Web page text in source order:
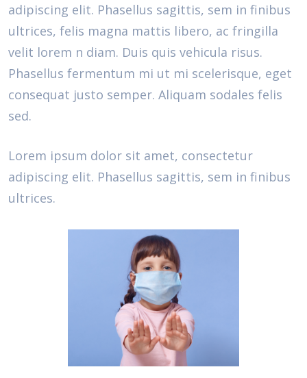
adipiscing elit. Phasellus sagittis, sem in finibus
ultrices, felis magna mattis libero, ac fringilla
velit lorem n diam. Duis quis vehicula risus.
Phasellus fermentum mi ut mi scelerisque, eget
consequat justo semper. Aliquam sodales felis
sed.
Lorem ipsum dolor sit amet, consectetur
adipiscing elit. Phasellus sagittis, sem in finibus
ultrices.